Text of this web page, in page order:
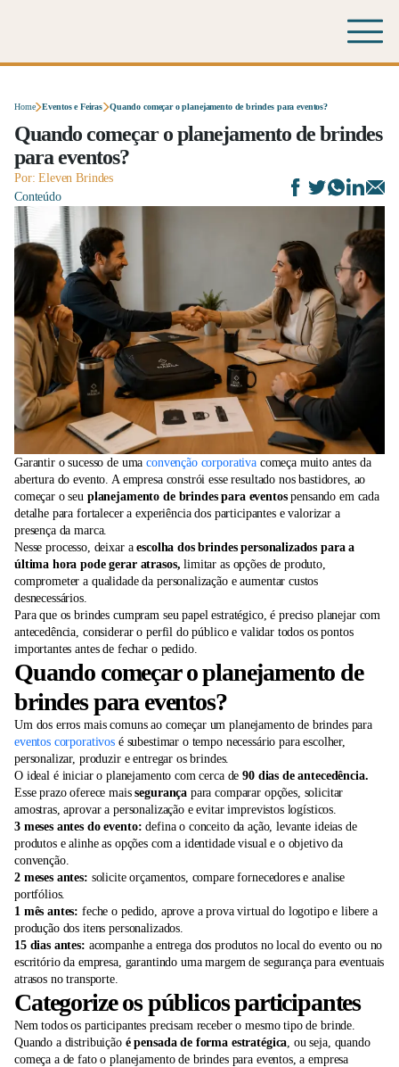
Home Eventos e Feiras Quando começar o planejamento de brindes para eventos?
Quando começar o planejamento de brindes
para eventos?
Por: Eleven Brindes
Conteúdo
Garantir o sucesso de umaconvenção corporativacomeça muito antes da
abertura do evento. A empresa constrói esse resultado nos bastidores, ao
começar o seu planejamento de brindes para eventospensando em cada
detalhe para fortalecer a experiência dos participantes e valorizar a
presença da marca.
Nesse processo, deixar aescolha dos brindes personalizados para a
última hora pode gerar atrasos,limitar as opções de produto,
comprometer a qualidade da personalização e aumentar custos
desnecessários.
Para que os brindes cumpram seu papel estratégico, é preciso planejar com
antecedência, considerar o perfil do público e validar todos os pontos
importantes antes de fechar o pedido.
Quando começar o planejamento de
brindes para eventos?
Um dos erros mais comuns ao começar um planejamento de brindes para
eventos corporativos é subestimar o tempo necessário para escolher,
personalizar, produzir e entregar os brindes.
O ideal é iniciar o planejamento com cerca de90 dias de antecedência.
Esse prazo oferece maissegurança para comparar opções, solicitar
amostras, aprovar a personalização e evitar imprevistos logísticos.
3 meses antes do evento:defina o conceito da ação, levante ideias de
produtos e alinhe as opções com a identidade visual e o objetivo da
convenção.
2 meses antes: solicite orçamentos, compare fornecedores e analise
portfólios.
1 mês antes: feche o pedido, aprove a prova virtual do logotipo e libere a
produção dos itens personalizados.
15 dias antes: acompanhe a entrega dos produtos no local do evento ou no
escritório da empresa, garantindo uma margem de segurança para eventuais
atrasos no transporte.
Categorize os públicos participantes
Nem todos os participantes precisam receber o mesmo tipo de brinde.
Quando a distribuiçãoé pensada de forma estratégica , ou seja, quando
começa a de fato o planejamento de brindes para eventos, a empresa